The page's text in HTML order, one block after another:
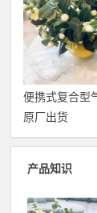
便携式复合型
原厂出货
产品知识